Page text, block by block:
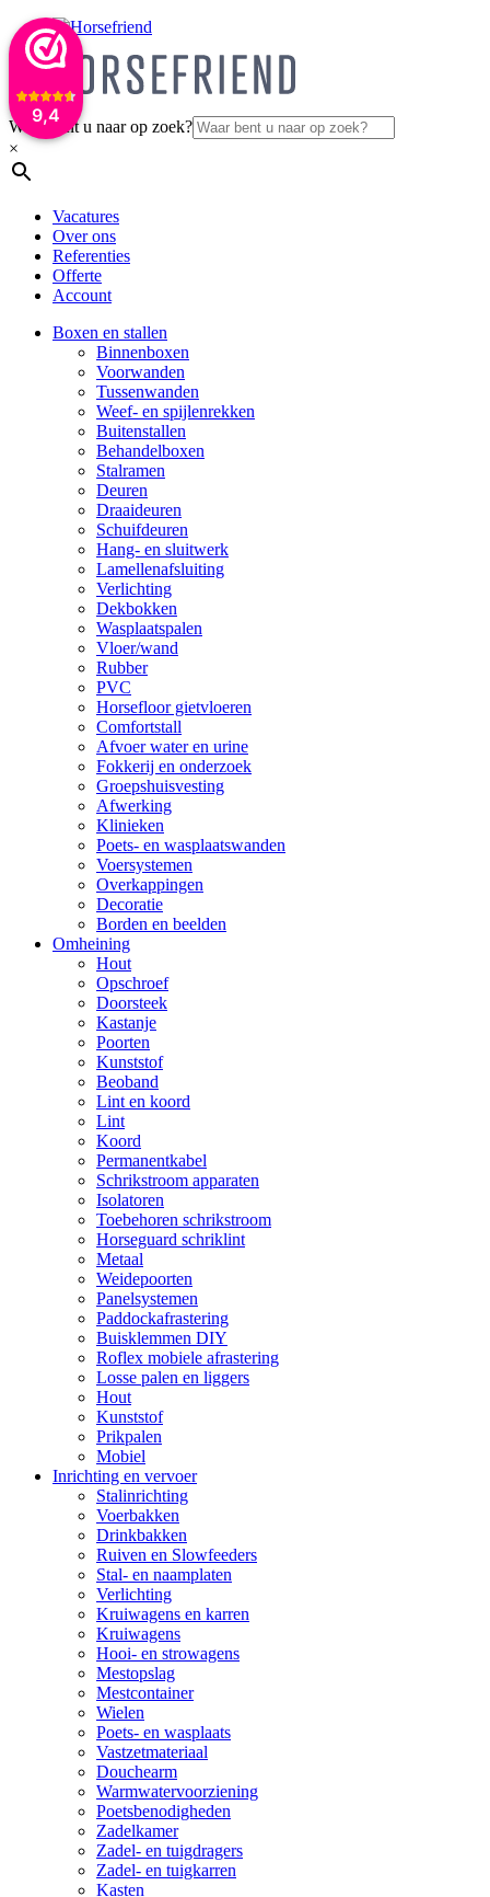
9,4
Waar bent u naar op zoek?
×
Vacatures
Over ons
Referenties
Offerte
Account
Boxen en stallen
Binnenboxen
Voorwanden
Tussenwanden
Weef- en spijlenrekken
Buitenstallen
Behandelboxen
Stalramen
Deuren
Draaideuren
Schuifdeuren
Hang- en sluitwerk
Lamellenafsluiting
Verlichting
Dekbokken
Wasplaatspalen
Vloer/wand
Rubber
PVC
Horsefloor gietvloeren
Comfortstall
Afvoer water en urine
Fokkerij en onderzoek
Groepshuisvesting
Afwerking
Klinieken
Poets- en wasplaatswanden
Voersystemen
Overkappingen
Decoratie
Borden en beelden
Omheining
Hout
Opschroef
Doorsteek
Kastanje
Poorten
Kunststof
Beoband
Lint en koord
Lint
Koord
Permanentkabel
Schrikstroom apparaten
Isolatoren
Toebehoren schrikstroom
Horseguard schriklint
Metaal
Weidepoorten
Panelsystemen
Paddockafrastering
Buisklemmen DIY
Roflex mobiele afrastering
Losse palen en liggers
Hout
Kunststof
Prikpalen
Mobiel
Inrichting en vervoer
Stalinrichting
Voerbakken
Drinkbakken
Ruiven en Slowfeeders
Stal- en naamplaten
Verlichting
Kruiwagens en karren
Kruiwagens
Hooi- en strowagens
Mestopslag
Mestcontainer
Wielen
Poets- en wasplaats
Vastzetmateriaal
Douchearm
Warmwatervoorziening
Poetsbenodigheden
Zadelkamer
Zadel- en tuigdragers
Zadel- en tuigkarren
Kasten